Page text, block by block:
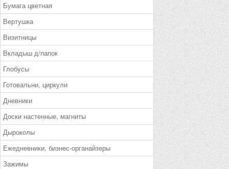
Бумага цветная
Вертушка
Визитницы
Вкладыш д/папок
Глобусы
Готовальни, циркули
Дневники
Доски настенные, магниты
Дыроколы
Ежедневники, бизнес-органайзеры
Зажимы